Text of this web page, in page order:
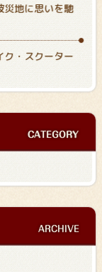
災地に思いを馳
ク・スクーター